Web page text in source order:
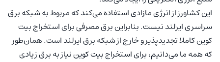
این کشاورز از انرژی مازادی استفاده می‌کند که مربوط به شبکه برق
سراسری ایرلند نیست. بنابراین برق مصرفی برای استخراج بیت
کوین کاملا تجدیدپذیر و خارج از شبکه برق ایرلند است. همان‌طور
که همه ما می‌دانیم، برای استخراج بیت کوین نیاز به برق زیادی